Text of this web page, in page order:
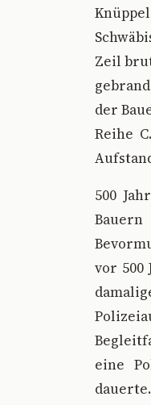
Zeil
der
Reihe
500
vor 500
eine